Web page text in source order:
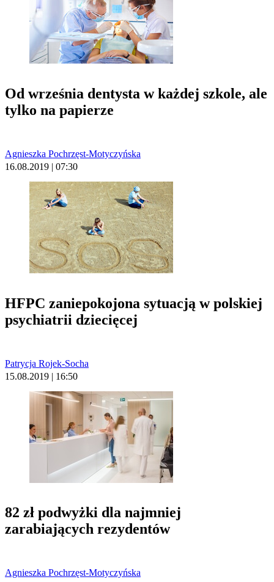
Od września dentysta w każdej szkole, ale
tylko na papierze
Agnieszka Pochrzęst-Motyczyńska
16.08.2019 | 07:30
HFPC zaniepokojona sytuacją w polskiej
psychiatrii dziecięcej
Patrycja Rojek-Socha
15.08.2019 | 16:50
82 zł podwyżki dla najmniej
zarabiających rezydentów
Agnieszka Pochrzęst-Motyczyńska